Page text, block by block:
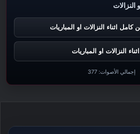
كامل اثناء النزالات او المباريات
النزالات او المباريات
إجمالي الأصوات: 377